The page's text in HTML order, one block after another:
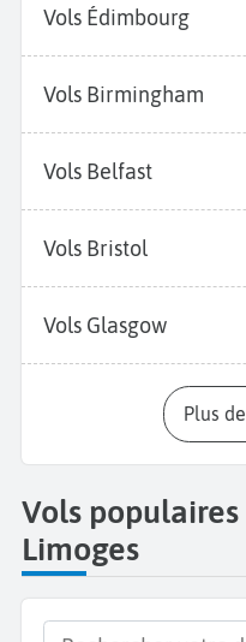
Vols Édimbourg
Vols Birmingham
Vols Belfast
Vols Bristol
Vols Glasgow
Plus
Vols
Limoges